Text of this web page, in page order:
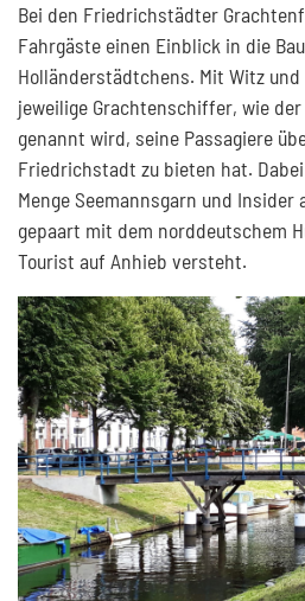
Bei den Friedrichstädter
Fahrgäste einen Einblick in die
Holländerstädtchens. Mit Witz
jeweilige Grachtenschiffer, wie
genannt wird, seine Passagiere
Friedrichstadt zu bieten hat.
Menge Seemannsgarn und Insider
gepaart mit dem norddeutschem
Tourist auf Anhieb versteht.